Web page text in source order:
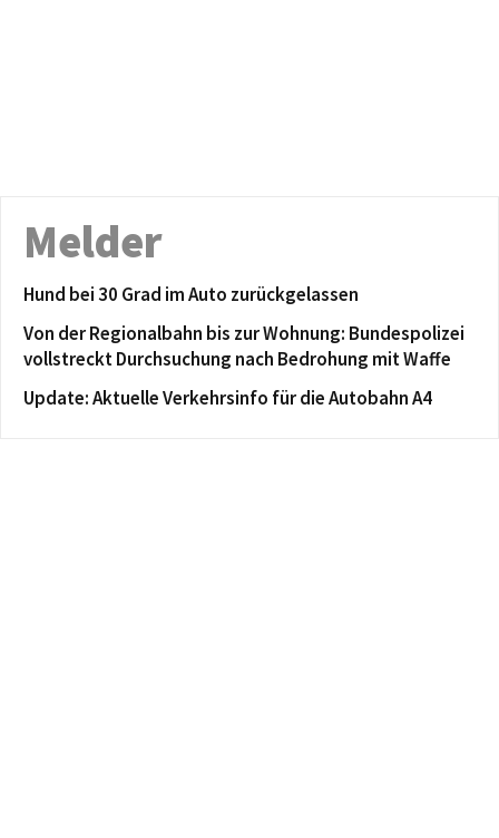
Melder
Hund bei 30 Grad im Auto zurückgelassen
Von der Regionalbahn bis zur Wohnung: Bundespolizei
vollstreckt Durchsuchung nach Bedrohung mit Waffe
Update: Aktuelle Verkehrsinfo für die Autobahn A4